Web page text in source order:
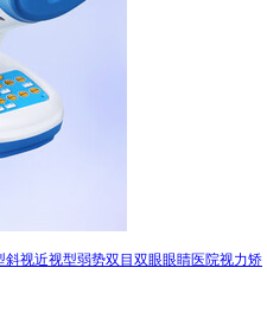
视近视型弱势双目双眼眼睛医院视力矫